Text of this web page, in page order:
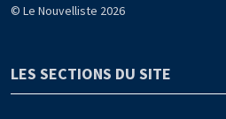
© Le Nouvelliste 2026
LES SECTIONS DU SITE